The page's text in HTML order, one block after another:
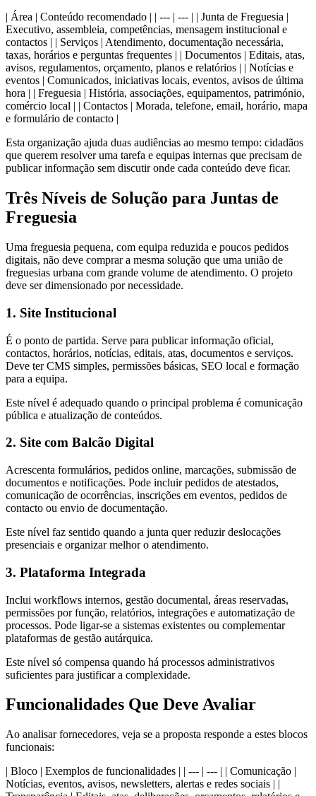
| Área | Conteúdo recomendado | | --- | --- | | Junta de Freguesia |
Executivo, assembleia, competências, mensagem institucional e
contactos | | Serviços | Atendimento, documentação necessária,
taxas, horários e perguntas frequentes | | Documentos | Editais, atas,
avisos, regulamentos, orçamento, planos e relatórios | | Notícias e
eventos | Comunicados, iniciativas locais, eventos, avisos de última
hora | | Freguesia | História, associações, equipamentos, património,
comércio local | | Contactos | Morada, telefone, email, horário, mapa
e formulário de contacto |
Esta organização ajuda duas audiências ao mesmo tempo: cidadãos
que querem resolver uma tarefa e equipas internas que precisam de
publicar informação sem discutir onde cada conteúdo deve ficar.
Três Níveis de Solução para Juntas de
Freguesia
Uma freguesia pequena, com equipa reduzida e poucos pedidos
digitais, não deve comprar a mesma solução que uma união de
freguesias urbana com grande volume de atendimento. O projeto
deve ser dimensionado por necessidade.
1. Site Institucional
É o ponto de partida. Serve para publicar informação oficial,
contactos, horários, notícias, editais, atas, documentos e serviços.
Deve ter CMS simples, permissões básicas, SEO local e formação
para a equipa.
Este nível é adequado quando o principal problema é comunicação
pública e atualização de conteúdos.
2. Site com Balcão Digital
Acrescenta formulários, pedidos online, marcações, submissão de
documentos e notificações. Pode incluir pedidos de atestados,
comunicação de ocorrências, inscrições em eventos, pedidos de
contacto ou envio de documentação.
Este nível faz sentido quando a junta quer reduzir deslocações
presenciais e organizar melhor o atendimento.
3. Plataforma Integrada
Inclui workflows internos, gestão documental, áreas reservadas,
permissões por função, relatórios, integrações e automatização de
processos. Pode ligar-se a sistemas existentes ou complementar
plataformas de gestão autárquica.
Este nível só compensa quando há processos administrativos
suficientes para justificar a complexidade.
Funcionalidades Que Deve Avaliar
Ao analisar fornecedores, veja se a proposta responde a estes blocos
funcionais:
| Bloco | Exemplos de funcionalidades | | --- | --- | | Comunicação |
Notícias, eventos, avisos, newsletters, alertas e redes sociais | |